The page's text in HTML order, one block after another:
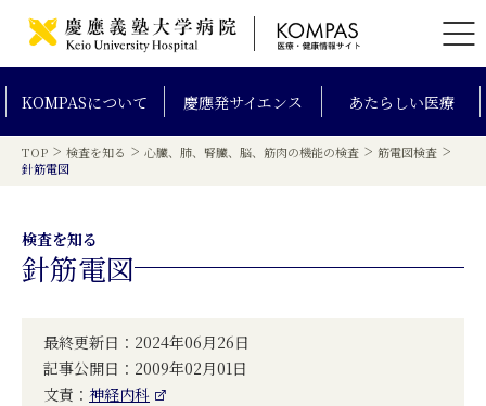
KOMPASについて 慶應発サイエンス あたらしい医療
TOP > 検査を知る > 心臓、肺、腎臓、脳、筋肉の機能の検査 > 筋電図検査 >
針筋電図
検査を知る
針筋電図
最終更新日：2024年06月26日
記事公開日：2009年02月01日
文責： 神経内科